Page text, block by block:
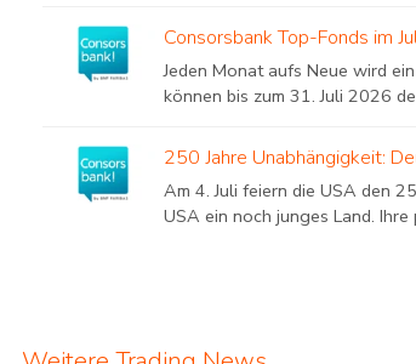
Consorsbank Top-Fonds im
Jeden Monat aufs Neue wird
können bis zum 31. Juli 2026
250 Jahre Unabhängigkeit:
Am 4. Juli feiern die USA den
USA ein noch junges Land. Ihre